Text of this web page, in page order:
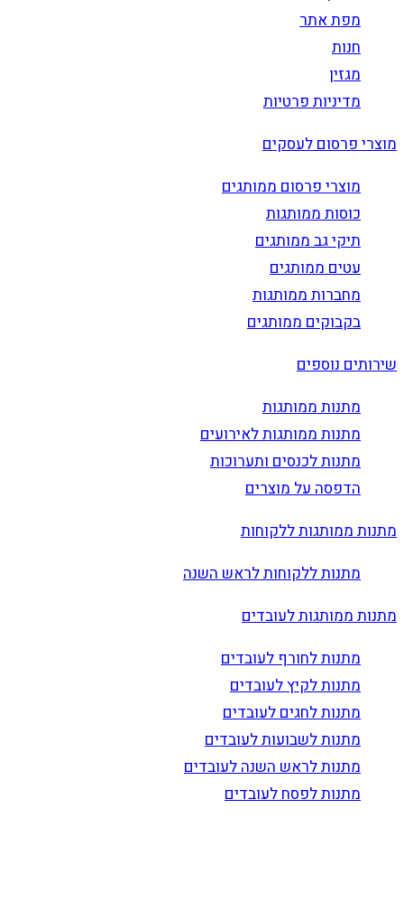
מפת אתר
חנות
מגזין
מדיניות פרטיות
מוצרי פרסום לעסקים
מוצרי פרסום ממותגים
כוסות ממותגות
תיקי גב ממותגים
עטים ממותגים
מחברות ממותגות
בקבוקים ממותגים
שירותים נוספים
מתנות ממותגות
מתנות ממותגות לאירועים
מתנות לכנסים ותערוכות
הדפסה על מוצרים
מתנות ממותגות ללקוחות
מתנות ללקוחות לראש השנה
מתנות ממותגות לעובדים
מתנות לחורף לעובדים
מתנות לקיץ לעובדים
מתנות לחגים לעובדים
מתנות לשבועות לעובדים
מתנות לראש השנה לעובדים
מתנות לפסח לעובדים